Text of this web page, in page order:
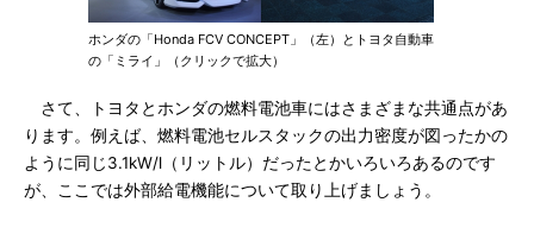
ホンダの「Honda FCV CONCEPT」（左）とトヨタ自動車
の「ミライ」（クリックで拡大）
さて、トヨタとホンダの燃料電池車にはさまざまな共通点があ
ります。例えば、燃料電池セルスタックの出力密度が図ったかの
ように同じ3.1kW/l（リットル）だったとかいろいろあるのです
が、ここでは外部給電機能について取り上げましょう。